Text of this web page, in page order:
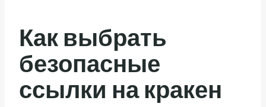
Как выбрать
безопасные
ссылки на кракен